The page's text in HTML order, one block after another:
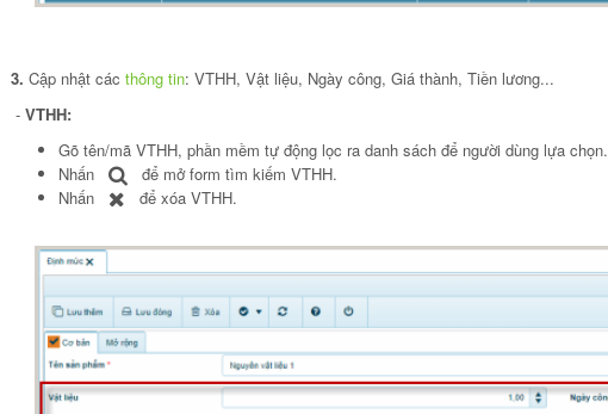
3. Cập nhật các thông tin: VTHH, Vật liệu, Ngày công, Giá thành, Tiền lương...
- VTHH:
Gõ tên/mã VTHH, phần mềm tự động lọc ra danh sách để người dùng lựa chọn.
Nhấn
để mở form tìm kiếm VTHH.
Nhấn
để xóa VTHH.